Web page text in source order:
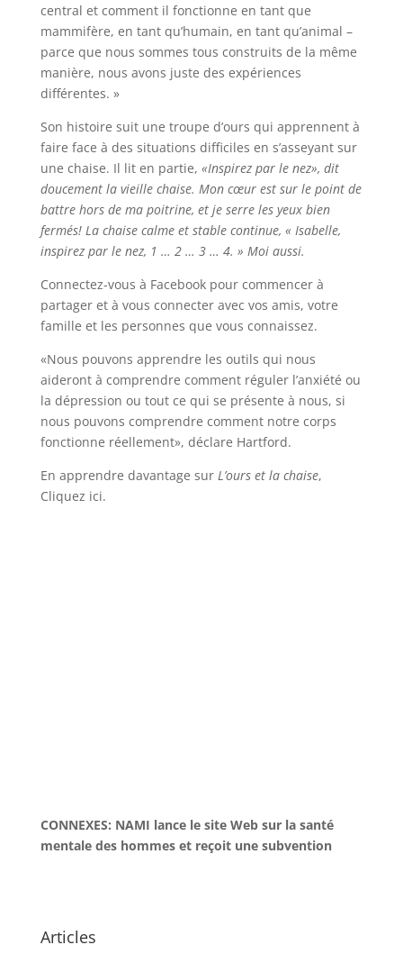
central et comment il fonctionne en tant que
mammifère, en tant qu’humain, en tant qu’animal –
parce que nous sommes tous construits de la même
manière, nous avons juste des expériences
différentes. »
Son histoire suit une troupe d’ours qui apprennent à
faire face à des situations difficiles en s’asseyant sur
une chaise. Il lit en partie, «Inspirez par le nez», dit
doucement la vieille chaise. Mon cœur est sur le point de
battre hors de ma poitrine, et je serre les yeux bien
fermés! La chaise calme et stable continue, « Isabelle,
inspirez par le nez, 1 … 2 … 3 … 4. » Moi aussi.
Connectez-vous à Facebook pour commencer à
partager et à vous connecter avec vos amis, votre
famille et les personnes que vous connaissez.
«Nous pouvons apprendre les outils qui nous
aideront à comprendre comment réguler l’anxiété ou
la dépression ou tout ce qui se présente à nous, si
nous pouvons comprendre comment notre corps
fonctionne réellement», déclare Hartford.
En apprendre davantage sur L’ours et la chaise,
Cliquez ici.
CONNEXES: NAMI lance le site Web sur la santé
mentale des hommes et reçoit une subvention
Articles